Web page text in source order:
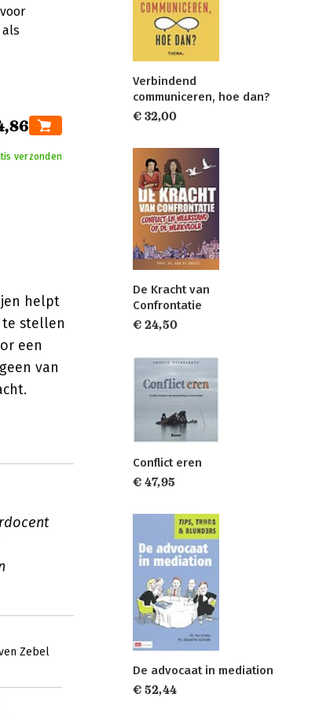
als
verzonden
helpt
stellen
een
van
Zebel
Verbindend
communiceren, hoe dan?
€ 32,00
De Kracht van
Confrontatie
€ 24,50
Conflict eren
€ 47,95
De advocaat in mediation
€ 52,44